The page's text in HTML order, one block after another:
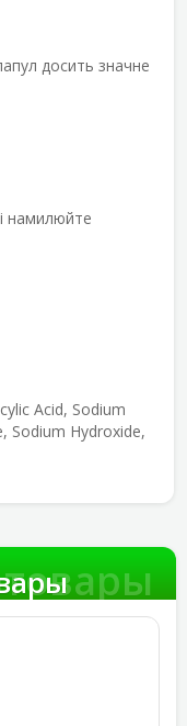
досить значне
намилюйте
Acid, Sodium
Sodium Hydroxide,